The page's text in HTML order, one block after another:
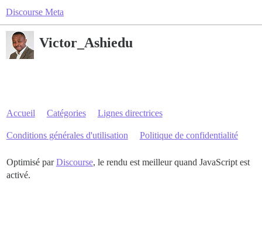
Discourse Meta
Victor_Ashiedu
Accueil Catégories Lignes directrices
Conditions générales d'utilisation Politique de confidentialité
Optimisé parDiscourse, le rendu est meilleur quand JavaScript est
activé.